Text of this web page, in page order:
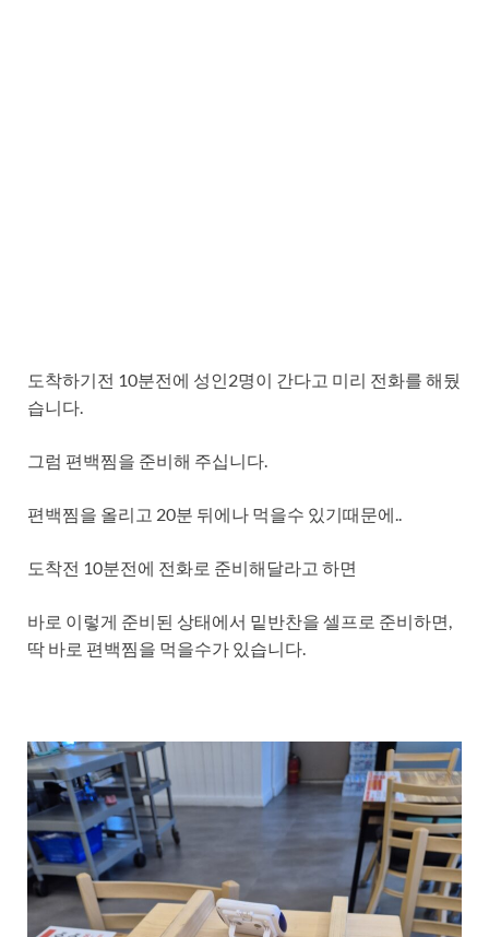
도착하기전 10분전에 성인2명이 간다고 미리 전화를 해뒀
습니다.
그럼 편백찜을 준비해 주십니다.
편백찜을 올리고 20분 뒤에나 먹을수 있기때문에..
도착전 10분전에 전화로 준비해달라고 하면
바로 이렇게 준비된 상태에서 밑반찬을 셀프로 준비하면,
딱 바로 편백찜을 먹을수가 있습니다.